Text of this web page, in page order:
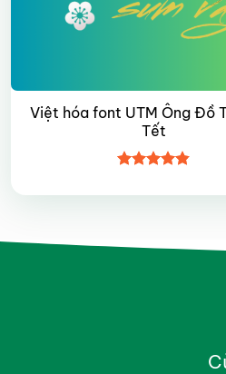
Việt hóa font UTM Ông Đồ
Tết
hạng4.85